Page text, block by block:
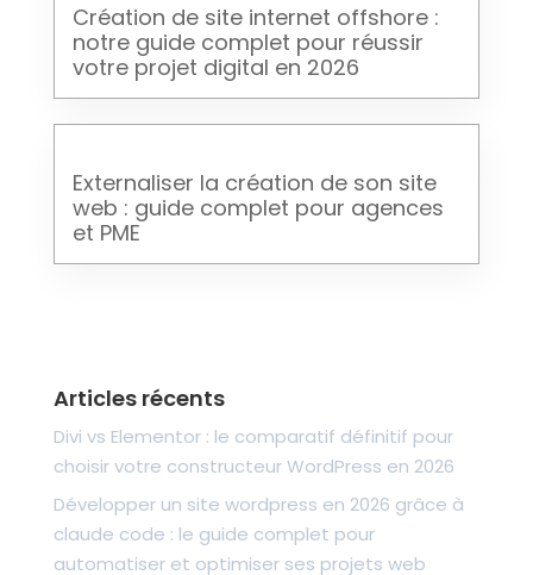
Création de site internet offshore :
notre guide complet pour réussir
votre projet digital en 2026
Externaliser la création de son site
web : guide complet pour agences
et PME
Articles récents
Divi vs Elementor : le comparatif définitif pour
choisir votre constructeur WordPress en 2026
Développer un site wordpress en 2026 grâce à
claude code : le guide complet pour
automatiser et optimiser ses projets web